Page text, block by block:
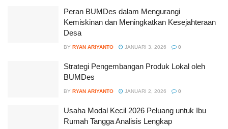
Peran BUMDes dalam Mengurangi
Kemiskinan dan Meningkatkan Kesejahteraan
Desa
BY RYAN ARIYANTO JANUARI 3, 2026 0
Strategi Pengembangan Produk Lokal oleh
BUMDes
BY RYAN ARIYANTO JANUARI 2, 2026 0
Usaha Modal Kecil 2026 Peluang untuk Ibu
Rumah Tangga Analisis Lengkap